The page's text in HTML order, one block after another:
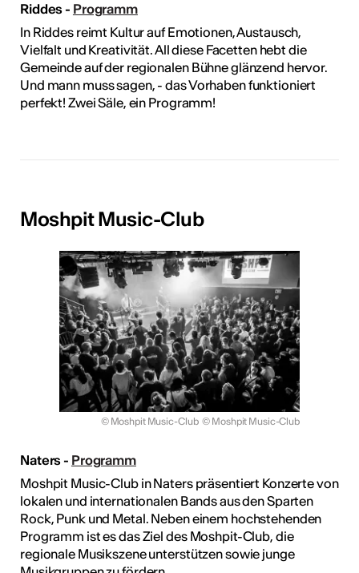
Riddes - Programm
In Riddes reimt Kultur auf Emotionen, Austausch,
Vielfalt und Kreativität. All diese Facetten hebt die
Gemeinde auf der regionalen Bühne glänzend hervor.
Und mann muss sagen, - das Vorhaben funktioniert
perfekt! Zwei Säle, ein Programm!
Moshpit Music-Club
© Moshpit Music-Club © Moshpit Music-Club
Naters - Programm
Moshpit Music-Club in Naters präsentiert Konzerte von
lokalen und internationalen Bands aus den Sparten
Rock, Punk und Metal. Neben einem hochstehenden
Programm ist es das Ziel des Moshpit-Club, die
regionale Musikszene unterstützen sowie junge